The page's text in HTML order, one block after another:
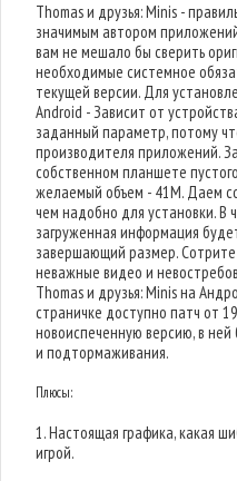
Thomas и друзья: Minis -
значимым автором
вам не мешало бы сверить
необходимые системное
текущей версии. Для
Android - Зависит от
заданный параметр, потому
производителя приложений.
собственном планшете
желаемый объем - 41M. Даем
чем надобно для установки. В
загруженная информация
завершающий размер.
неважные видео и
Thomas и друзья: Minis на
страничке доступно патч от
новоиспеченную версию, в
и подтормаживания.
Плюсы:
1. Настоящая графика, какая
игрой.